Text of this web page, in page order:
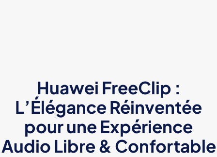
Huawei FreeClip :
L’Élégance Réinventée
pour une Expérience
Audio Libre & Confortable